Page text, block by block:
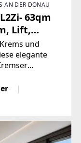
AN DER DONAU
63qm
Lift,
und
elegante